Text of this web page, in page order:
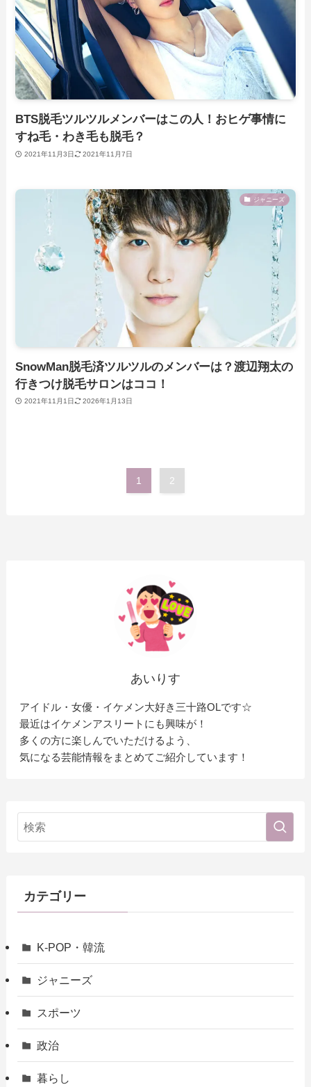
BTS脱毛ツルツルメンバーはこの人！おヒゲ事情に
すね毛・わき毛も脱毛？
2021年11月3日 2021年11月7日
ジャニーズ
SnowMan脱毛済ツルツルのメンバーは？渡辺翔太の
行きつけ脱毛サロンはココ！
2021年11月1日 2026年1月13日
1 2
あいりす
アイドル・女優・イケメン大好き三十路OLです☆
最近はイケメンアスリートにも興味が！
多くの方に楽しんでいただけるよう、
気になる芸能情報をまとめてご紹介しています！
カテゴリー
K-POP・韓流
ジャニーズ
スポーツ
政治
暮らし